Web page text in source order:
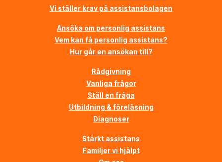
Vi ställer krav på assistansbolagen
Ansöka om personlig assistans
Vem kan få personlig assistans?
Hur går en ansökan till?
Rådgivning
Vanliga frågor
Ställ en fråga
Utbildning & föreläsning
Diagnoser
Stärkt assistans
Familjer vi hjälpt